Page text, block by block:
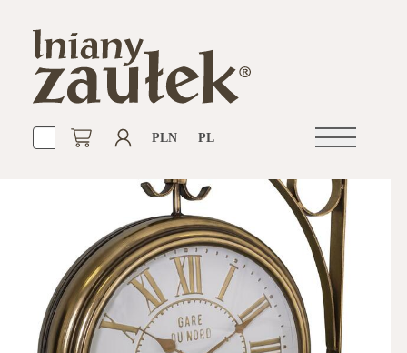
Otwórz
PLN PL